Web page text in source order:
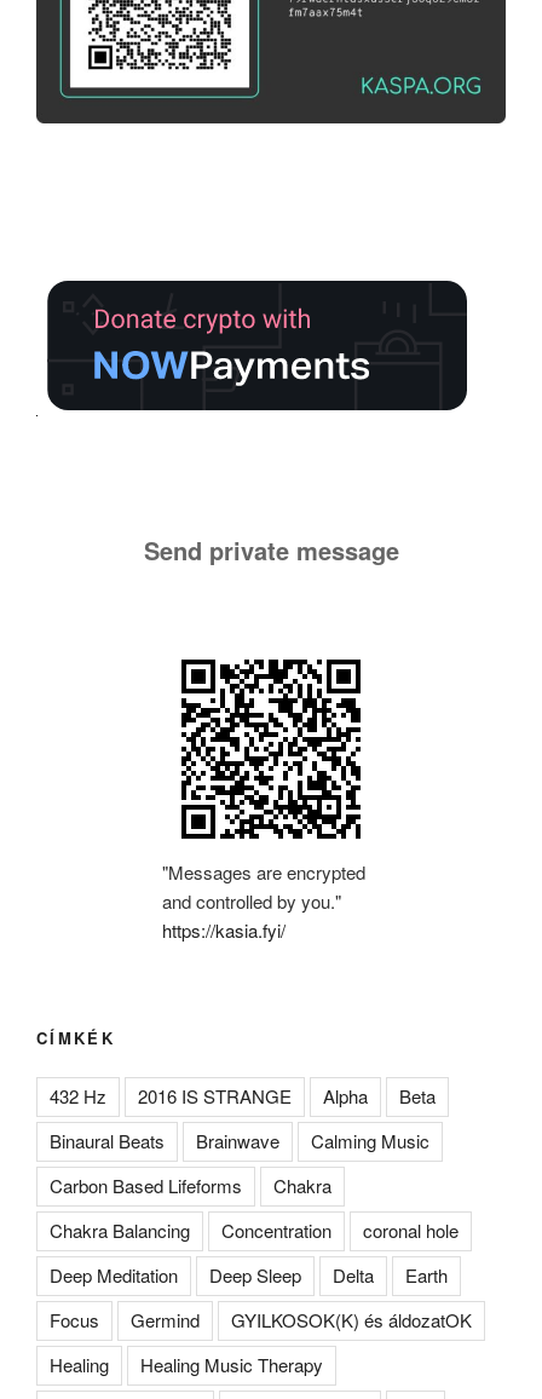
Send private message
"Messages are encrypted
and controlled by you."
https://kasia.fyi/
CÍMKÉK
432 Hz 2016 IS STRANGE Alpha
Beta
Binaural Beats
Brainwave
Calming Music
Carbon Based Lifeforms
Chakra
Chakra Balancing
Concentration
coronal hole
Deep Meditation
Deep Sleep Delta
Earth
Focus
Germind
GYILKOSOK(K) és áldozatOK
Healing
Healing Music Therapy